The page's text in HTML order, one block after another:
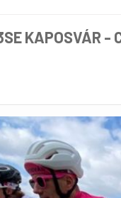
KAPOSVÁR -